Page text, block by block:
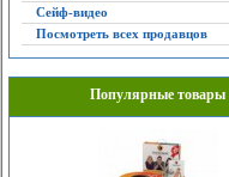
Сейф-видео
Посмотреть всех продавцов
Популярные товары